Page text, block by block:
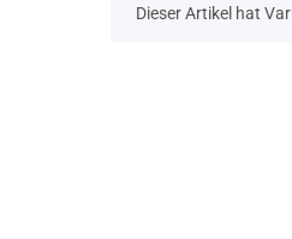
x
Dieser Artikel hat